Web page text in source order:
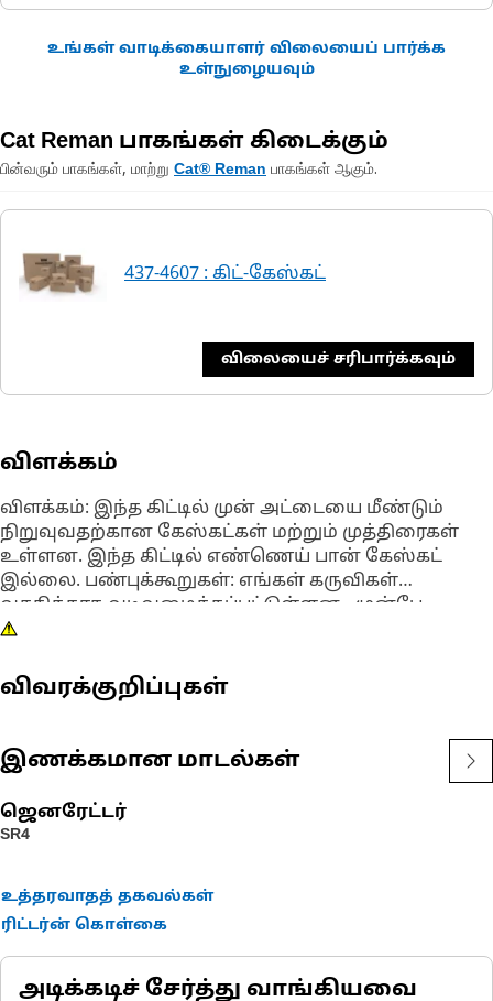
உங்கள் வாடிக்கையாளர் விலையைப் பார்க்க
உள்நுழையவும்
Cat Reman பாகங்கள் கிடைக்கும்
பின்வரும் பாகங்கள், மாற்று Cat® Reman பாகங்கள் ஆகும்.
437-4607 : கிட்-கேஸ்கட்
விலையைச் சரிபார்க்கவும்
விளக்கம்
விளக்கம்: இந்த கிட்டில் முன் அட்டையை மீண்டும்
நிறுவுவதற்கான கேஸ்கட்கள் மற்றும் முத்திரைகள்
உள்ளன. இந்த கிட்டில் எண்ணெய் பான் கேஸ்கட்
இல்லை. பண்புக்கூறுகள்: எங்கள் கருவிகள்
வசதிக்காக வடிவமைக்கப்பட்டுள்ளன - முன்பே
தொகுக்கப்பட்டு, ஒரு பகுதி எண்ணுடன் ஆர்டர்
இது உங்கள் நேரத்தையும் பணத்தையும்
மிச்சப்படுத்துகிறது.
விவரக்குறிப்புகள்
இணக்கமான மாடல்கள்
ஜெனரேட்டர்
SR4
உத்தரவாதத் தகவல்கள்
ரிட்டர்ன் கொள்கை
அடிக்கடிச் சேர்த்து வாங்கியவை